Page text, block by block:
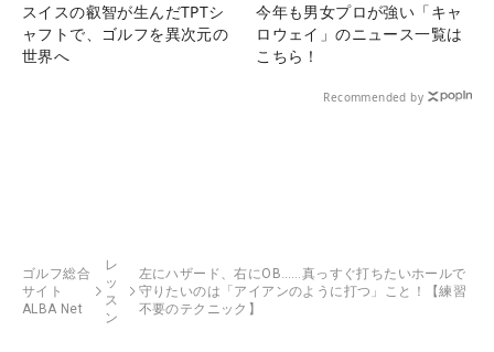
スイスの叡智が生んだTPTシ
ャフトで、ゴルフを異次元の
世界へ
今年も男女プロが強い「キャ
ロウェイ」のニュース一覧は
こちら！
Recommended by
ゴルフ総合
サイト
ALBA Net
レ
ッ
ス
ン
左にハザード、右にOB……真っすぐ打ちたいホールで
守りたいのは「アイアンのように打つ」こと！【練習
不要のテクニック】